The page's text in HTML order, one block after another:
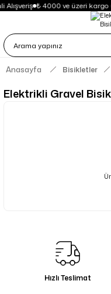
Alışveriş ₺ 4000 ve üzeri kargo
Anasayfa Bisikletler
Elektrikli Gravel
Hızlı Teslimat